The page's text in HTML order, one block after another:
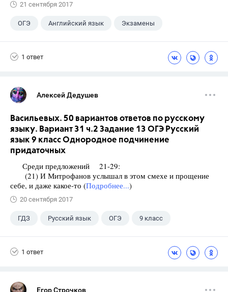
21 сентября 2017
ОГЭ Английский язык Экзамены
1 ответ
Алексей Дедушев
Васильевых. 50 вариантов ответов по русскому
языку. Вариант 31 ч.2 Задание 13 ОГЭ Русский
язык 9 класс Однородное подчинение
придаточных
Среди предложений 21-29:
(21) И Митрофанов услышал в этом смехе и прощение
себе, и даже какое-то (Подробнее...)
20 сентября 2017
ГДЗ Русский язык ОГЭ 9 класс
1 ответ
Егор Строчков